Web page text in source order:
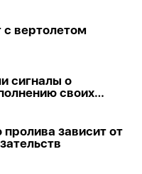
вертолетом
сигналы о
своих
зависит от